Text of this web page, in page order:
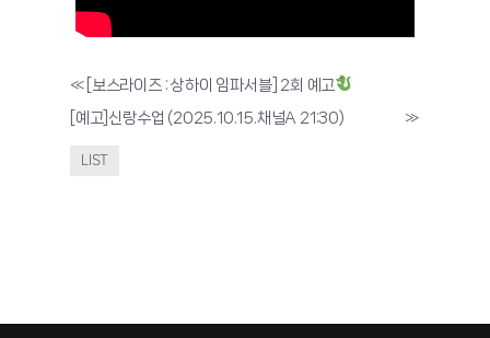
« [보스라이즈 : 상하이 임파서블] 2회 예고
[예고]신랑수업 (2025.10.15.채널A 21:30)
»
LIST